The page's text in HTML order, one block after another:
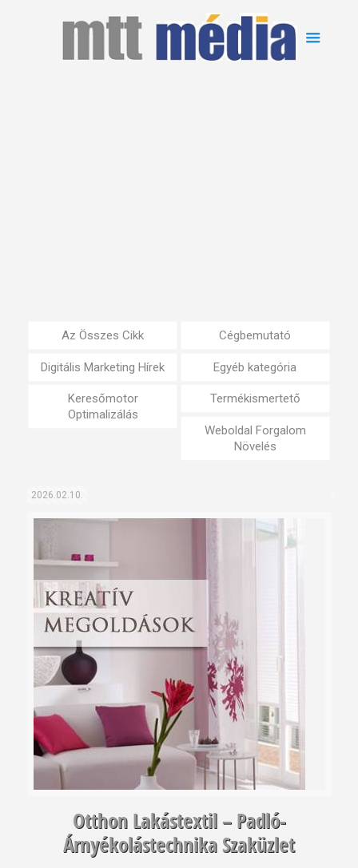
Az Összes Cikk Cégbemutató
Digitális Marketing Hírek Egyéb kategória
Keresőmotor
Optimalizálás
Termékismertető
Weboldal Forgalom
Növelés
2026.02.10.
Otthon Lakástextil – Padló-
Árnyékolástechnika Szaküzlet